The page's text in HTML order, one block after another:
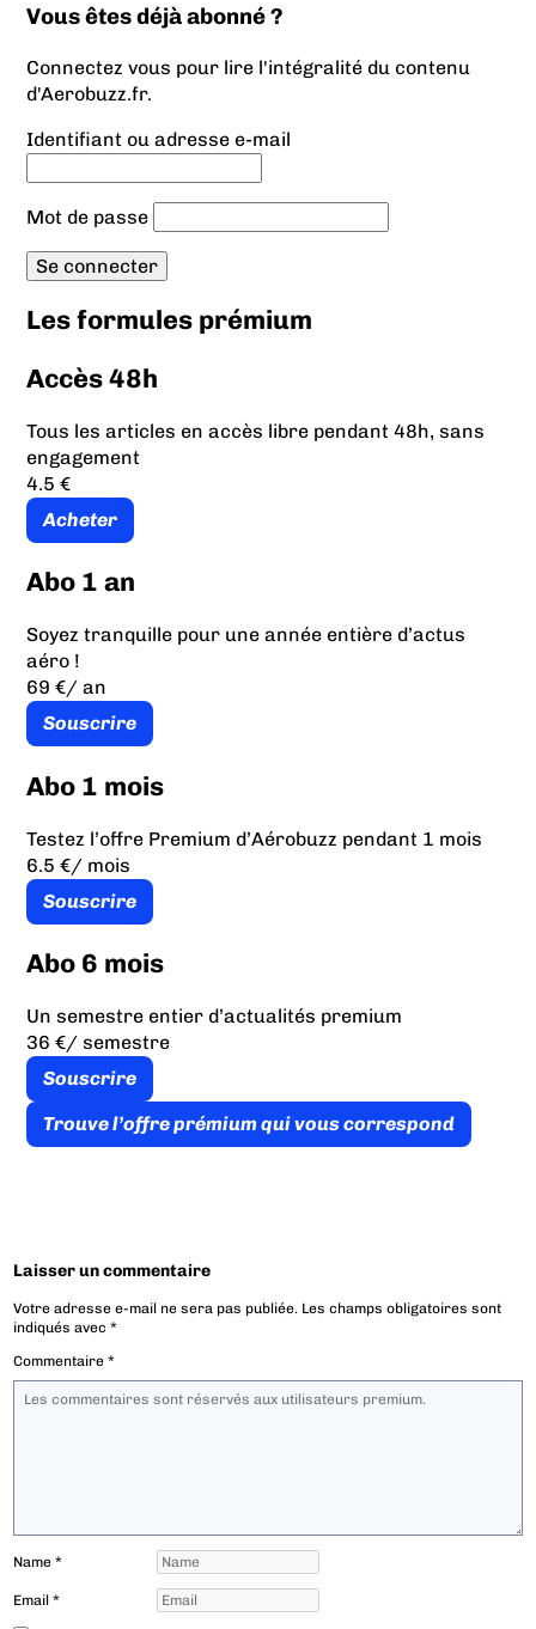
Vous êtes déjà abonné ?
Connectez vous pour lire l'intégralité du contenu
d'Aerobuzz.fr.
Identifiant ou adresse e-mail
Mot de passe
Les formules prémium
Accès 48h
Tous les articles en accès libre pendant 48h, sans
engagement
4.5 €
Acheter
Abo 1 an
Soyez tranquille pour une année entière d’actus
aéro !
69 €/ an
Souscrire
Abo 1 mois
Testez l’offre Premium d’Aérobuzz pendant 1 mois
6.5 €/ mois
Souscrire
Abo 6 mois
Un semestre entier d’actualités premium
36 €/ semestre
Souscrire
Trouve l’offre prémium qui vous correspond
Laisser un commentaire
Votre adresse e-mail ne sera pas publiée. Les champs obligatoires sont
indiqués avec*
Commentaire*
Name*
Email*